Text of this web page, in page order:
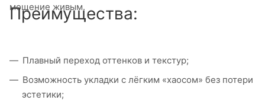
мощение живым.
Преимущества:
Плавный переход оттенков и текстур;
Возможность укладки с лёгким «хаосом» без потери
эстетики;